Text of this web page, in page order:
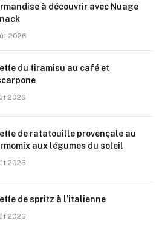
à découvrir avec Nuage
2026
du tiramisu au café et
2026
de ratatouille provençale au
aux légumes du soleil
2026
de spritz à l’italienne
2026